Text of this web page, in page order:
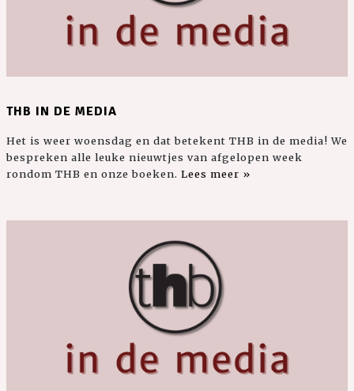
THB IN DE MEDIA
Het is weer woensdag en dat betekent THB in de media! We
bespreken alle leuke nieuwtjes van afgelopen week
rondom THB en onze boeken. Lees meer »